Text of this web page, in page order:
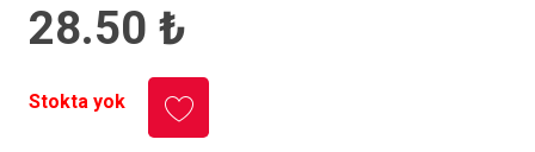
28.50 ₺
Stokta yok